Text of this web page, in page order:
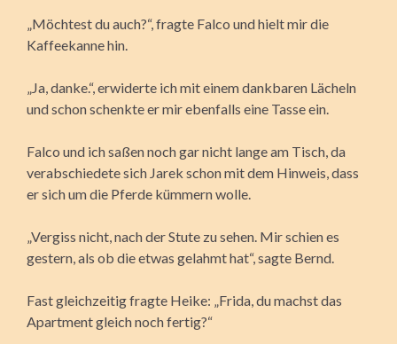
„Möchtest du auch?“, fragte Falco und hielt mir die
Kaffeekanne hin.
„Ja, danke.“, erwiderte ich mit einem dankbaren Lächeln
und schon schenkte er mir ebenfalls eine Tasse ein.
Falco und ich saßen noch gar nicht lange am Tisch, da
verabschiedete sich Jarek schon mit dem Hinweis, dass
er sich um die Pferde kümmern wolle.
„Vergiss nicht, nach der Stute zu sehen. Mir schien es
gestern, als ob die etwas gelahmt hat“, sagte Bernd.
Fast gleichzeitig fragte Heike: „Frida, du machst das
Apartment gleich noch fertig?“